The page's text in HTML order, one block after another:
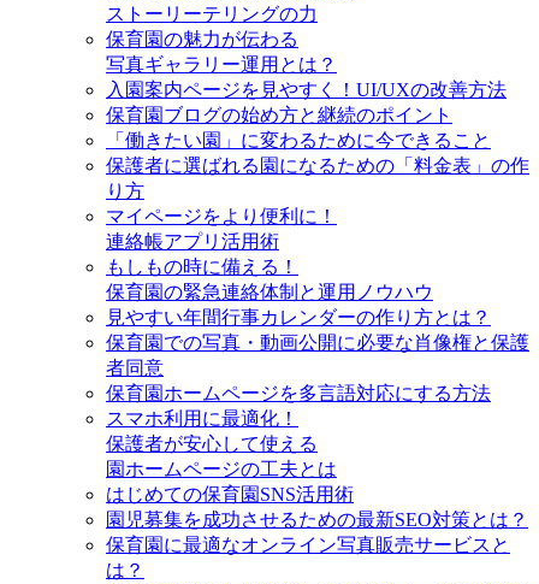
ストーリーテリングの力
保育園の魅力が伝わる
写真ギャラリー運用とは？
入園案内ページを見やすく！UI/UXの改善方法
保育園ブログの始め方と継続のポイント
「働きたい園」に変わるために今できること
保護者に選ばれる園になるための「料金表」の作
り方
マイページをより便利に！
連絡帳アプリ活用術
もしもの時に備える！
保育園の緊急連絡体制と運用ノウハウ
見やすい年間行事カレンダーの作り方とは？
保育園での写真・動画公開に必要な肖像権と保護
者同意
保育園ホームページを多言語対応にする方法
スマホ利用に最適化！
保護者が安心して使える
園ホームページの工夫とは
はじめての保育園SNS活用術
園児募集を成功させるための最新SEO対策とは？
保育園に最適なオンライン写真販売サービスと
は？